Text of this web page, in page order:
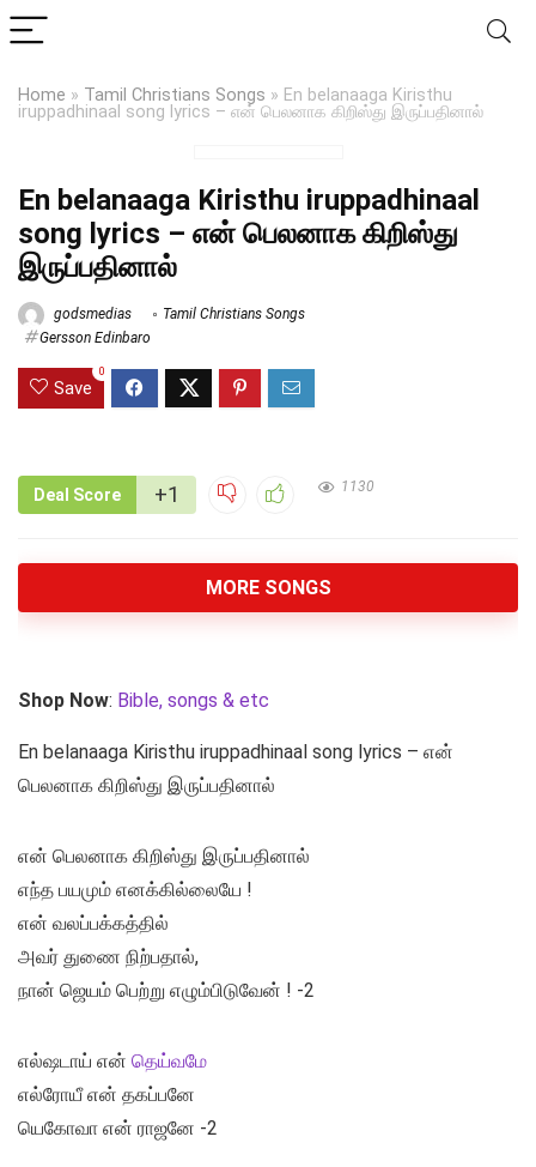
Home » Tamil Christians Songs » En belanaaga Kiristhu
iruppadhinaal song lyrics – என் பெலனாக கிறிஸ்து இருப்பதினால்
En belanaaga Kiristhu iruppadhinaal
song lyrics – என் பெலனாக கிறிஸ்து
இருப்பதினால்
godsmedias
Tamil Christians Songs
Gersson Edinbaro
Save
0
Deal Score +1 1130
MORE SONGS
Shop Now: Bible, songs & etc
En belanaaga Kiristhu iruppadhinaal song lyrics – என்
பெலனாக கிறிஸ்து இருப்பதினால்
என் பெலனாக கிறிஸ்து இருப்பதினால்
எந்த பயமும் எனக்கில்லையே !
என் வலப்பக்கத்தில்
அவர் துணை நிற்பதால்,
நான் ஜெயம் பெற்று எழும்பிடுவேன் ! -2
எல்ஷடாய் என் தெய்வமே
எல்ரோயீ என் தகப்பனே
யெகோவா என் ராஜனே -2